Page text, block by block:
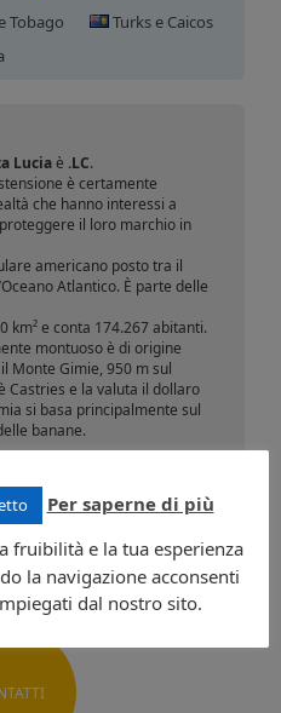
Tobago
Turks e Caicos
Santa
Luciaè .LC.
è certamente
che hanno interessi a
il loro marchio in
americano posto tra il
Atlantico. È parte delle
km² e conta 174.267 abitanti.
montuoso è di origine
Monte Gimie, 950 m sul
Castries e la valuta il dollaro
si basa principalmente sul
banane.
Per saperne di più
fruibilità e la tua esperienza
la navigazione acconsenti
dal nostro sito.